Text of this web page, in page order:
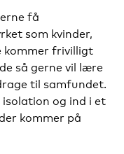
få
som kvinder,
kommer frivilligt
så gerne vil lære
til samfundet.
og ind i et
kommer på